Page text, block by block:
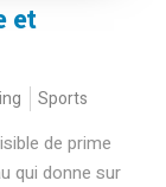
et
Sports
de prime
qui donne sur